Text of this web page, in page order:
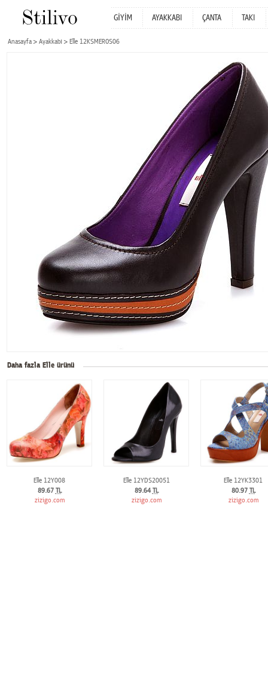
GİYİM AYAKKABI ÇANTA TAKI
Anasayfa Ayakkabı Elle 12KSMEROS06
Daha fazla Elle ürünü
Elle 12Y008
89.67 TL
zizigo.com
Elle 12YDS20051
89.64TL
zizigo.com
Elle 12YK3301
80.97 TL
zizigo.com